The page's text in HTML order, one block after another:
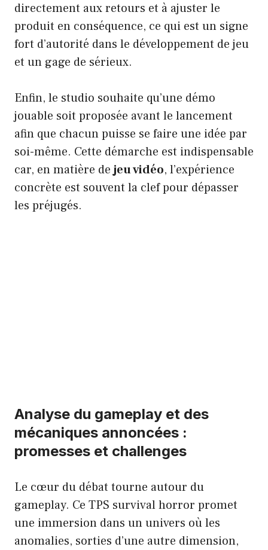
directement aux retours et à ajuster le
produit en conséquence, ce qui est un signe
fort d’autorité dans le développement de jeu
et un gage de sérieux.
Enfin, le studio souhaite qu’une démo
jouable soit proposée avant le lancement
afin que chacun puisse se faire une idée par
soi-même. Cette démarche est indispensable
car, en matière dejeu vidéo, l’expérience
concrète est souvent la clef pour dépasser
les préjugés.
Analyse du gameplay et des
mécaniques annoncées :
promesses et challenges
Le cœur du débat tourne autour du
gameplay. Ce TPS survival horror promet
une immersion dans un univers où les
anomalies, sorties d’une autre dimension,